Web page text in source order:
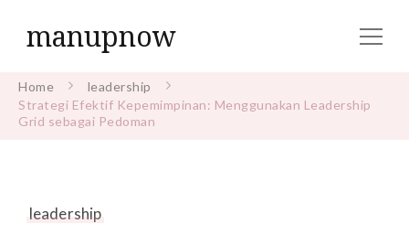
manupnow
Home
leadership
Strategi Efektif Kepemimpinan: Menggunakan Leadership
Grid sebagai Pedoman
leadership